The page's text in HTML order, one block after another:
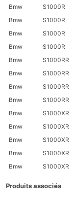
Bmw
S1000R
Bmw
S1000R
Bmw
S1000R
Bmw
S1000R
Bmw
S1000RR
Bmw
S1000RR
Bmw
S1000RR
Bmw
S1000RR
Bmw
S1000XR
Bmw
S1000XR
Bmw
S1000XR
Bmw
S1000XR
Bmw
S1000XR
Produits associés